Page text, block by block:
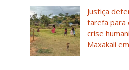
Justiça
tarefa para
crise
Maxakali